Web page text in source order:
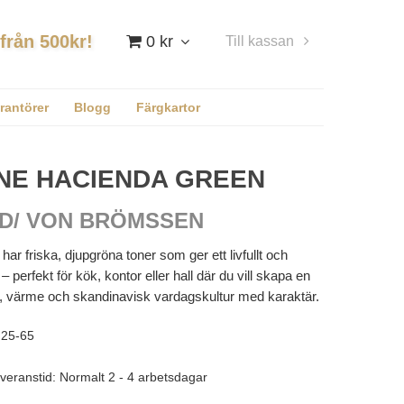
0 kr Till kassan
500kr!
Blogg Färgkartor
HACIENDA GREEN
VON BRÖMSSEN
friska, djupgröna toner som ger ett livfullt och
perfekt för kök, kontor eller hall där du vill skapa en
värme och skandinavisk vardagskultur med karaktär.
25-65
Normalt 2 - 4 arbetsdagar